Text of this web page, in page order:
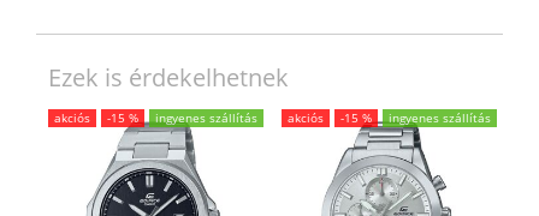
Ezek is érdekelhetnek
akciós -15 % ingyenes szállítás akciós -15 % ingyenes szállítás